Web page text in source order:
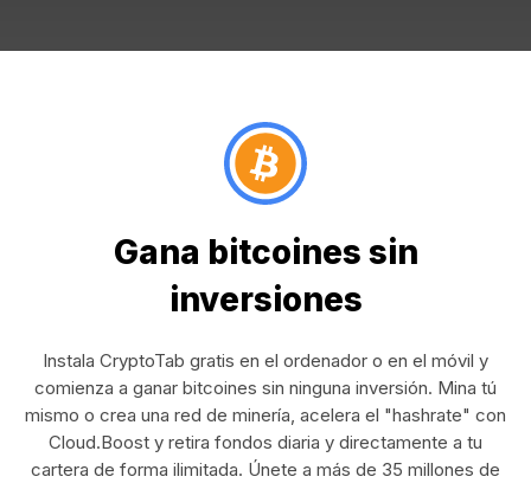
Gana bitcoines sin
inversiones
Instala CryptoTab gratis en el ordenador o en el móvil y
comienza a ganar bitcoines sin ninguna inversión. Mina tú
mismo o crea una red de minería, acelera el "hashrate" con
Cloud.Boost y retira fondos diaria y directamente a tu
cartera de forma ilimitada. Únete a más de 35 millones de